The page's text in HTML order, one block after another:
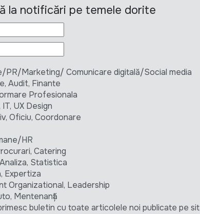
la notificări pe temele dorite
PR/Marketing/ Comunicare digitală/Social media
Audit, Finante
Profesionala
UX Design
Oficiu, Coordonare
HR
Catering
Statistica
Expertiza
Organizational, Leadership
Mentenanță
buletin cu toate articolele noi publicate pe